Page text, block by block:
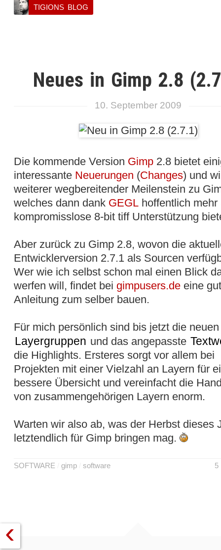
TIGIONS BLOG
Neues in Gimp 2.8
10. September 2009
Die kommende Version Gimp 2.8 bietet
interessante Neuerungen (Changes) und
weiterer wegbereitender Meilenstein zu
welches dann dank GEGL hoffentlich mehr
kompromisslose 8-bit tiff Unterstützung
Aber zurück zu Gimp 2.8, wovon die
Entwicklerversion 2.7.1 als Sourcen
Wer wie ich selbst schon mal einen Blick
werfen will, findet bei gimpusers.de eine
Anleitung zum selber bauen.
Für mich persönlich sind bis jetzt die neuen
Layergruppen und das angepasste
die Highlights. Ersteres sorgt vor allem bei
Projekten mit einer Vielzahl an Layern für
bessere Übersicht und vereinfacht die
von zusammengehörigen Layern enorm.
Warten wir also ab, was der Herbst dieses
letztendlich für Gimp bringen mag.
SOFTWARE gimp software 5
‹